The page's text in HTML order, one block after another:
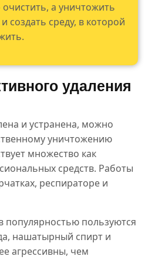
а уничтожить
создать среду, в которой
удаления
и устранена, можно
уничтожению
множество как
средств. Работы
респираторе и
популярностью пользуются
нашатырный спирт и
агрессивны, чем